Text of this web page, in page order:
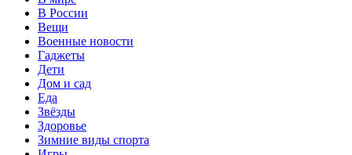
В России
Вещи
Военные новости
Гаджеты
Дети
Дом и сад
Еда
Звёзды
Здоровье
Зимние виды спорта